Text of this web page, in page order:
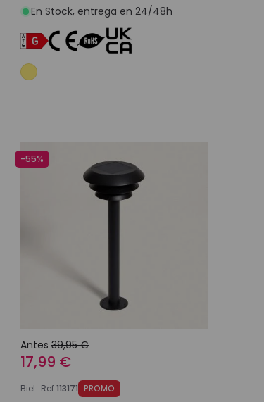
En Stock, entrega en 24/48h
-55%
Antes 39,95 €
17,99 €
Biel Ref113171 PROMO